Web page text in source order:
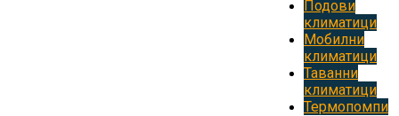
Подови
климатици
Мобилни
климатици
Таванни
климатици
Термопомпи